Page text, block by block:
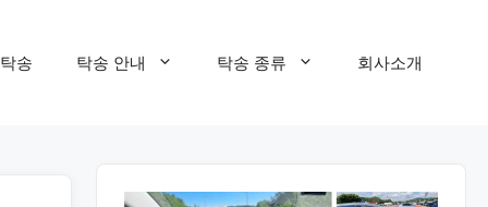
송 탁송 안내 탁송 종류 회사소개